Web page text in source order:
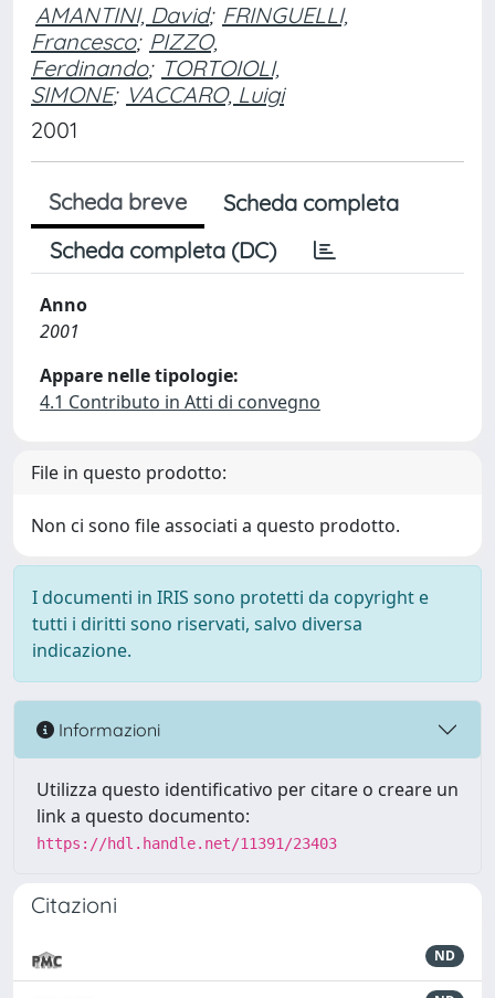
AMANTINI, David; FRINGUELLI,
Francesco; PIZZO,
Ferdinando; TORTOIOLI,
SIMONE; VACCARO, Luigi
2001
Scheda breve
Scheda completa
Scheda completa (DC)
Anno
2001
Appare nelle tipologie:
4.1 Contributo in Atti di convegno
File in questo prodotto:
Non ci sono file associati a questo prodotto.
I documenti in IRIS sono protetti da copyright e
tutti i diritti sono riservati, salvo diversa
indicazione.
Informazioni
Utilizza questo identificativo per citare o creare un
link a questo documento:
https://hdl.handle.net/11391/23403
Citazioni
ND